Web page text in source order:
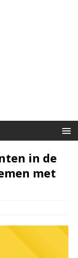
in de
met